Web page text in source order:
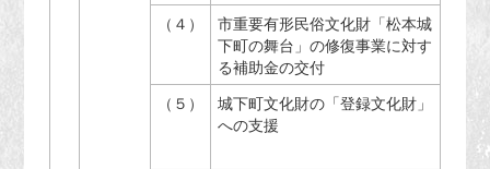
（４）
市重要有形民俗文化財「松本城
下町の舞台」の修復事業に対す
る補助金の交付
（５）
城下町文化財の「登録文化財」
への支援